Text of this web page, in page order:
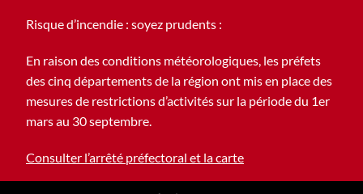
Risque d’incendie : soyez prudents :
En raison des conditions météorologiques, les préfets
des cinq départements de la région ont mis en place des
mesures de restrictions d’activités sur la période du 1er
mars au 30 septembre.
Consulter l’arrêté préfectoral et la carte